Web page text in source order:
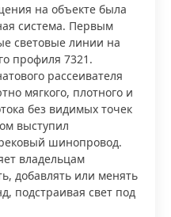
на объекте была
система. Первым
световые линии на
профиля 7321.
рассеивателя
мягкого, плотного и
без видимых точек
выступил
шинопровод.
владельцам
добавлять или менять
подстраивая свет под